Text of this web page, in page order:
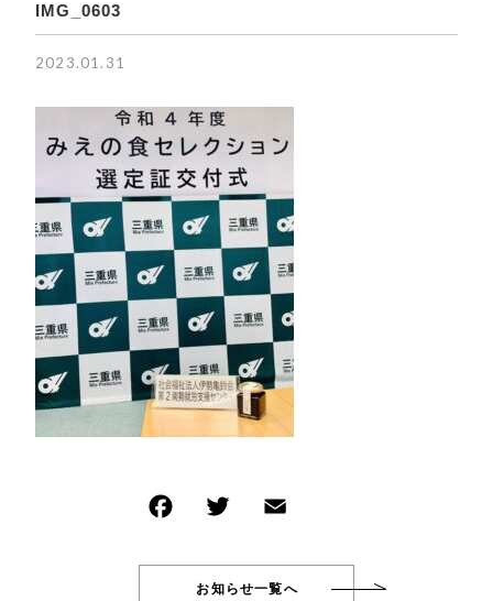
RANKING
イベント商品
NEW ITEM
新着商品
PRODUCTS
商品一覧
CHECKED PRODUCTS
最近チェックした商品
ORDER HISTORY
注文履歴
SHOPPING GUIDE
ショッピングガイド
TOPICS
BLOG
IMG_0603
2023.01.31
お知らせ一覧へ
価格帯
その他
在庫あり セール
並び順